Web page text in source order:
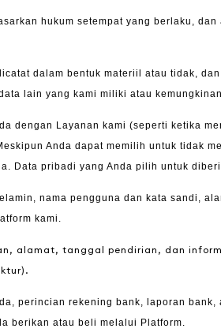
hukum setempat yang berlaku,
dalam bentuk materiil atau tidak,
lain yang kami miliki atau
dengan Layanan kami (seperti ketika
Anda dapat memilih untuk tidak
Data pribadi yang Anda pilih untuk
nama pengguna dan kata sandi,
kami.
alamat, tanggal pendirian, dan
perincian rekening bank, laporan
berikan atau beli melalui Platform.